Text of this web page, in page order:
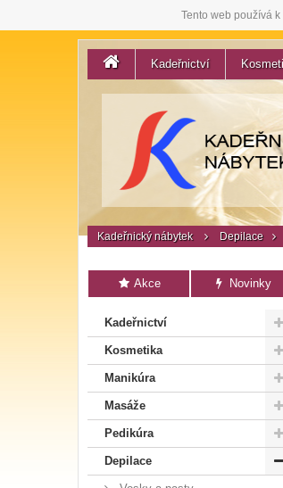
Tento web používá
Kadeřnictví
Kadeřnický nábytek Depilace
Akce Novinky
Kadeřnictví
Kosmetika
Manikúra
Masáže
Pedikúra
Depilace